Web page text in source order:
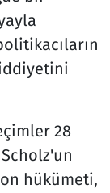
28
hükümeti,